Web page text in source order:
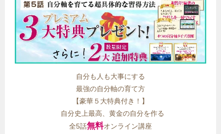
自分も人も大事にする
最強の自分軸の育て方
【豪華５大特典付き！】
自分史上最高、黄金の自分を作る
全5話無料オンライン講座